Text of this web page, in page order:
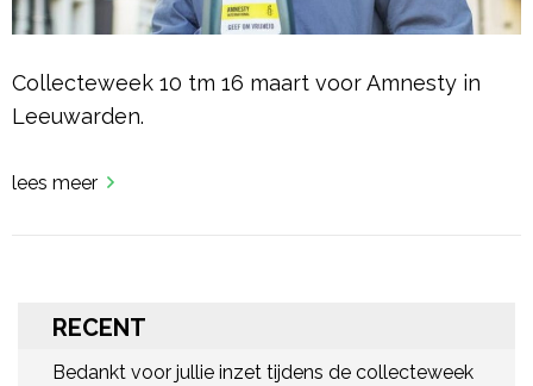
Collecteweek 10 tm 16 maart voor Amnesty in
Leeuwarden.
lees meer
RECENT
Bedankt voor jullie inzet tijdens de collecteweek